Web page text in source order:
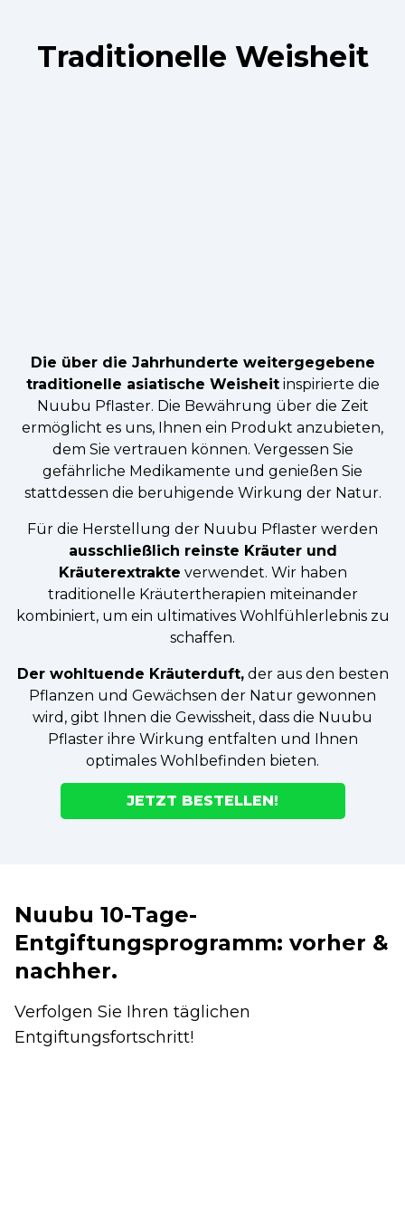
Traditionelle Weisheit
Die über die Jahrhunderte weitergegebene
traditionelle asiatische Weisheitinspirierte die
Nuubu Pflaster. Die Bewährung über die Zeit
ermöglicht es uns, Ihnen ein Produkt anzubieten,
dem Sie vertrauen können. Vergessen Sie
gefährliche Medikamente und genießen Sie
stattdessen die beruhigende Wirkung der Natur.
Für die Herstellung der Nuubu Pflaster werden
ausschließlich reinste Kräuter und
Kräuterextrakte verwendet. Wir haben
traditionelle Kräutertherapien miteinander
kombiniert, um ein ultimatives Wohlfühlerlebnis zu
schaffen.
Der wohltuende Kräuterduft,der aus den besten
Pflanzen und Gewächsen der Natur gewonnen
wird, gibt Ihnen die Gewissheit, dass die Nuubu
Pflaster ihre Wirkung entfalten und Ihnen
optimales Wohlbefinden bieten.
JETZT BESTELLEN!
Nuubu 10-Tage-
Entgiftungsprogramm: vorher &
nachher.
Verfolgen Sie Ihren täglichen
Entgiftungsfortschritt!